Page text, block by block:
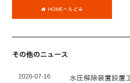
HOMEへもどる
その他のニュース
2026-07-16 水圧解除装置設置